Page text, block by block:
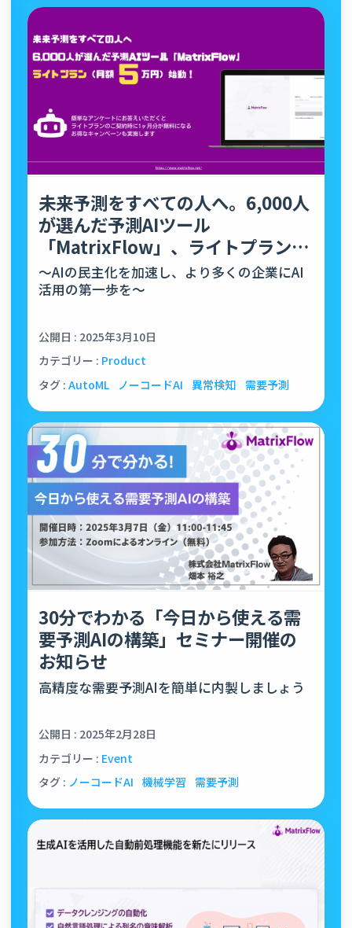
未来予測をすべての人へ。6,000人
が選んだ予測AIツール
「MatrixFlow」、ライトプラン
（月額5万円）始動！
～AIの民主化を加速し、より多くの企業にAI
活用の第一歩を～
公開日 : 2025年3月10日
カテゴリー : Product
タグ : AutoML ノーコードAI 異常検知 需要予測
30分でわかる「今日から使える需
要予測AIの構築」セミナー開催の
お知らせ
高精度な需要予測AIを簡単に内製しましょう
公開日 : 2025年2月28日
カテゴリー : Event
タグ : ノーコードAI 機械学習 需要予測